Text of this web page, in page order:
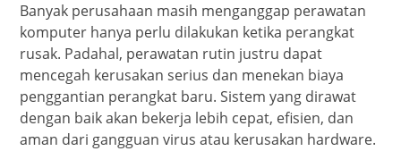
Banyak perusahaan masih menganggap perawatan
komputer hanya perlu dilakukan ketika perangkat
rusak. Padahal, perawatan rutin justru dapat
mencegah kerusakan serius dan menekan biaya
penggantian perangkat baru. Sistem yang dirawat
dengan baik akan bekerja lebih cepat, efisien, dan
aman dari gangguan virus atau kerusakan hardware.